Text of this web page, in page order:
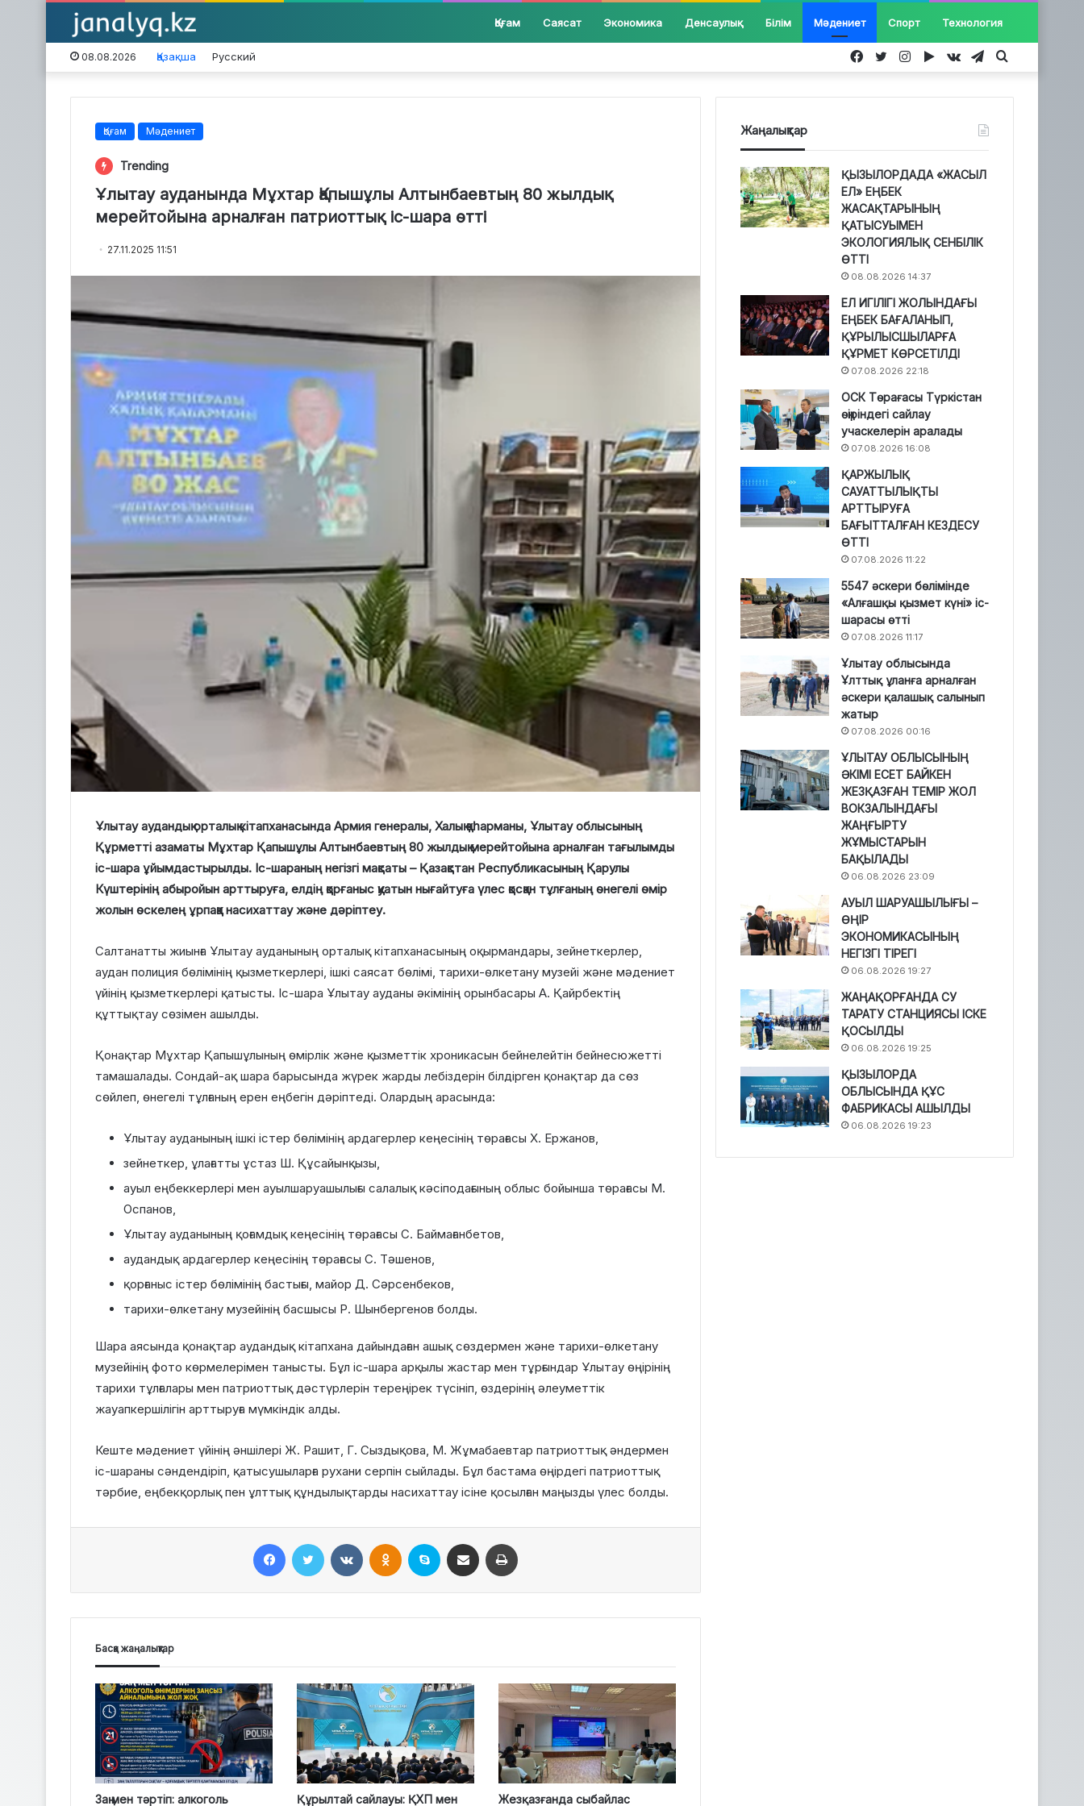
Қоғам Саясат Экономика Денсаулық Білім Мәдениет Спорт Технология
08.08.2026 Қазақша Русский Іздеу...
Telegram
vk.com
Google
Instagram
Twitter
Facebook
Қоғам Мәдениет
Trending
Ұлытау ауданында Мұхтар Қапышұлы Алтынбаевтың 80 жылдық
мерейтойына арналған патриоттық іс-шара өтті
27.11.2025 11:51
Ұлытау аудандық орталық кітапханасында Армия генералы, Халық қаһарманы, Ұлытау облысының
Құрметті азаматы Мұхтар Қапышұлы Алтынбаевтың 80 жылдық мерейтойына арналған тағылымды
іс-шара ұйымдастырылды. Іс-шараның негізгі мақсаты – Қазақстан Республикасының Қарулы
Күштерінің абыройын арттыруға, елдің қорғаныс қуатын нығайтуға үлес қосқан тұлғаның өнегелі өмір
жолын өскелең ұрпаққа насихаттау және дәріптеу.
Салтанатты жиынға Ұлытау ауданының орталық кітапханасының оқырмандары, зейнеткерлер,
аудан полиция бөлімінің қызметкерлері, ішкі саясат бөлімі, тарихи-өлкетану музейі және мәдениет
үйінің қызметкерлері қатысты. Іс-шара Ұлытау ауданы әкімінің орынбасары А. Қайрбектің
құттықтау сөзімен ашылды.
Қонақтар Мұхтар Қапышұлының өмірлік және қызметтік хроникасын бейнелейтін бейнесюжетті
тамашалады. Сондай-ақ шара барысында жүрек жарды лебіздерін білдірген қонақтар да сөз
сөйлеп, өнегелі тұлғаның ерен еңбегін дәріптеді. Олардың арасында:
Ұлытау ауданының ішкі істер бөлімінің ардагерлер кеңесінің төрағасы Х. Ержанов,
зейнеткер, ұлағатты ұстаз Ш. Құсайынқызы,
ауыл еңбеккерлері мен ауылшаруашылығы салалық кәсіподағының облыс бойынша төрағасы М.
Оспанов,
Ұлытау ауданының қоғамдық кеңесінің төрағасы С. Баймағанбетов,
аудандық ардагерлер кеңесінің төрағасы С. Тәшенов,
қорғаныс істер бөлімінің бастығы, майор Д. Сәрсенбеков,
тарихи-өлкетану музейінің басшысы Р. Шынбергенов болды.
Шара аясында қонақтар аудандық кітапхана дайындаған ашық сөздермен және тарихи-өлкетану
музейінің фото көрмелерімен танысты. Бұл іс-шара арқылы жастар мен тұрғындар Ұлытау өңірінің
тарихи тұлғалары мен патриоттық дәстүрлерін тереңірек түсініп, өздерінің әлеуметтік
жауапкершілігін арттыруға мүмкіндік алды.
Кеште мәдениет үйінің әншілері Ж. Рашит, Г. Сыздықова, М. Жұмабаевтар патриоттық әндермен
іс-шараны сәндендіріп, қатысушыларға рухани серпін сыйлады. Бұл бастама өңірдегі патриоттық
тәрбие, еңбекқорлық пен ұлттық құндылықтарды насихаттау ісіне қосылған маңызды үлес болды.
Басқа жаңалықтар
Заң мен тәртіп: алкоголь Құрылтай сайлауы: ҚХП мен Жезқазғанда сыбайлас
Жаңалықтар
ҚЫЗЫЛОРДАДА «ЖАСЫЛ
ЕЛ» ЕҢБЕК
ЖАСАҚТАРЫНЫҢ
ҚАТЫСУЫМЕН
ЭКОЛОГИЯЛЫҚ СЕНБІЛІК
ӨТТІ
08.08.2026 14:37
ЕЛ ИГІЛІГІ ЖОЛЫНДАҒЫ
ЕҢБЕК БАҒАЛАНЫП,
ҚҰРЫЛЫСШЫЛАРҒА
ҚҰРМЕТ КӨРСЕТІЛДІ
07.08.2026 22:18
ОСК Төрағасы Түркістан
өңіріндегі сайлау
учаскелерін аралады
07.08.2026 16:08
ҚАРЖЫЛЫҚ
САУАТТЫЛЫҚТЫ
АРТТЫРУҒА
БАҒЫТТАЛҒАН КЕЗДЕСУ
ӨТТІ
07.08.2026 11:22
5547 әскери бөлімінде
«Алғашқы қызмет күні» іс-
шарасы өтті
07.08.2026 11:17
Ұлытау облысында
Ұлттық ұланға арналған
әскери қалашық салынып
жатыр
07.08.2026 00:16
ҰЛЫТАУ ОБЛЫСЫНЫҢ
ӘКІМІ ЕСЕТ БАЙКЕН
ЖЕЗҚАЗҒАН ТЕМІР ЖОЛ
ВОКЗАЛЫНДАҒЫ
ЖАҢҒЫРТУ
ЖҰМЫСТАРЫН
БАҚЫЛАДЫ
06.08.2026 23:09
АУЫЛ ШАРУАШЫЛЫҒЫ –
ӨҢІР
ЭКОНОМИКАСЫНЫҢ
НЕГІЗГІ ТІРЕГІ
06.08.2026 19:27
ЖАҢАҚОРҒАНДА СУ
ТАРАТУ СТАНЦИЯСЫ ІСКЕ
ҚОСЫЛДЫ
06.08.2026 19:25
ҚЫЗЫЛОРДА
ОБЛЫСЫНДА ҚҰС
ФАБРИКАСЫ АШЫЛДЫ
06.08.2026 19:23